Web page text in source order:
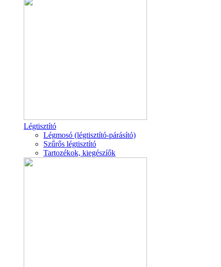
Légtisztító
Légmosó (légtisztító-párásító)
Szűrős légtisztító
Tartozékok, kiegészíők